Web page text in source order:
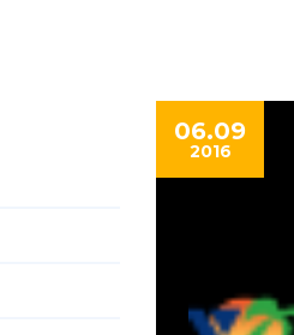
06.09
2016